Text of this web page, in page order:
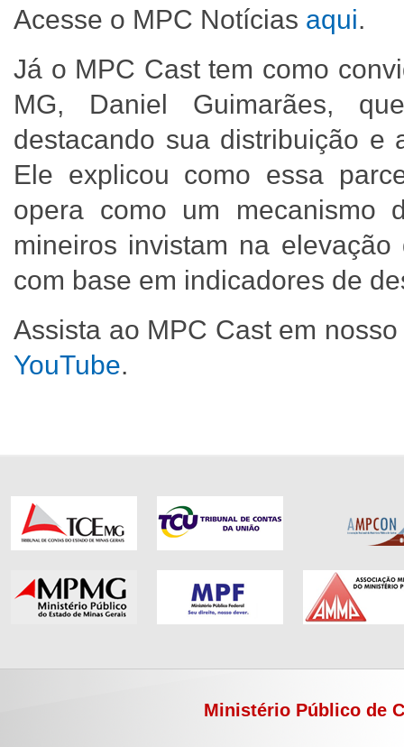
Acesse o MPC Notícias aqui.
Já o MPC Cast tem como
MG, Daniel Guimarães,
destacando sua distribuição e
Ele explicou como essa
opera como um mecanismo
mineiros invistam na
com base em indicadores de
Assista ao MPC Cast em
YouTube.
Ministério Público de